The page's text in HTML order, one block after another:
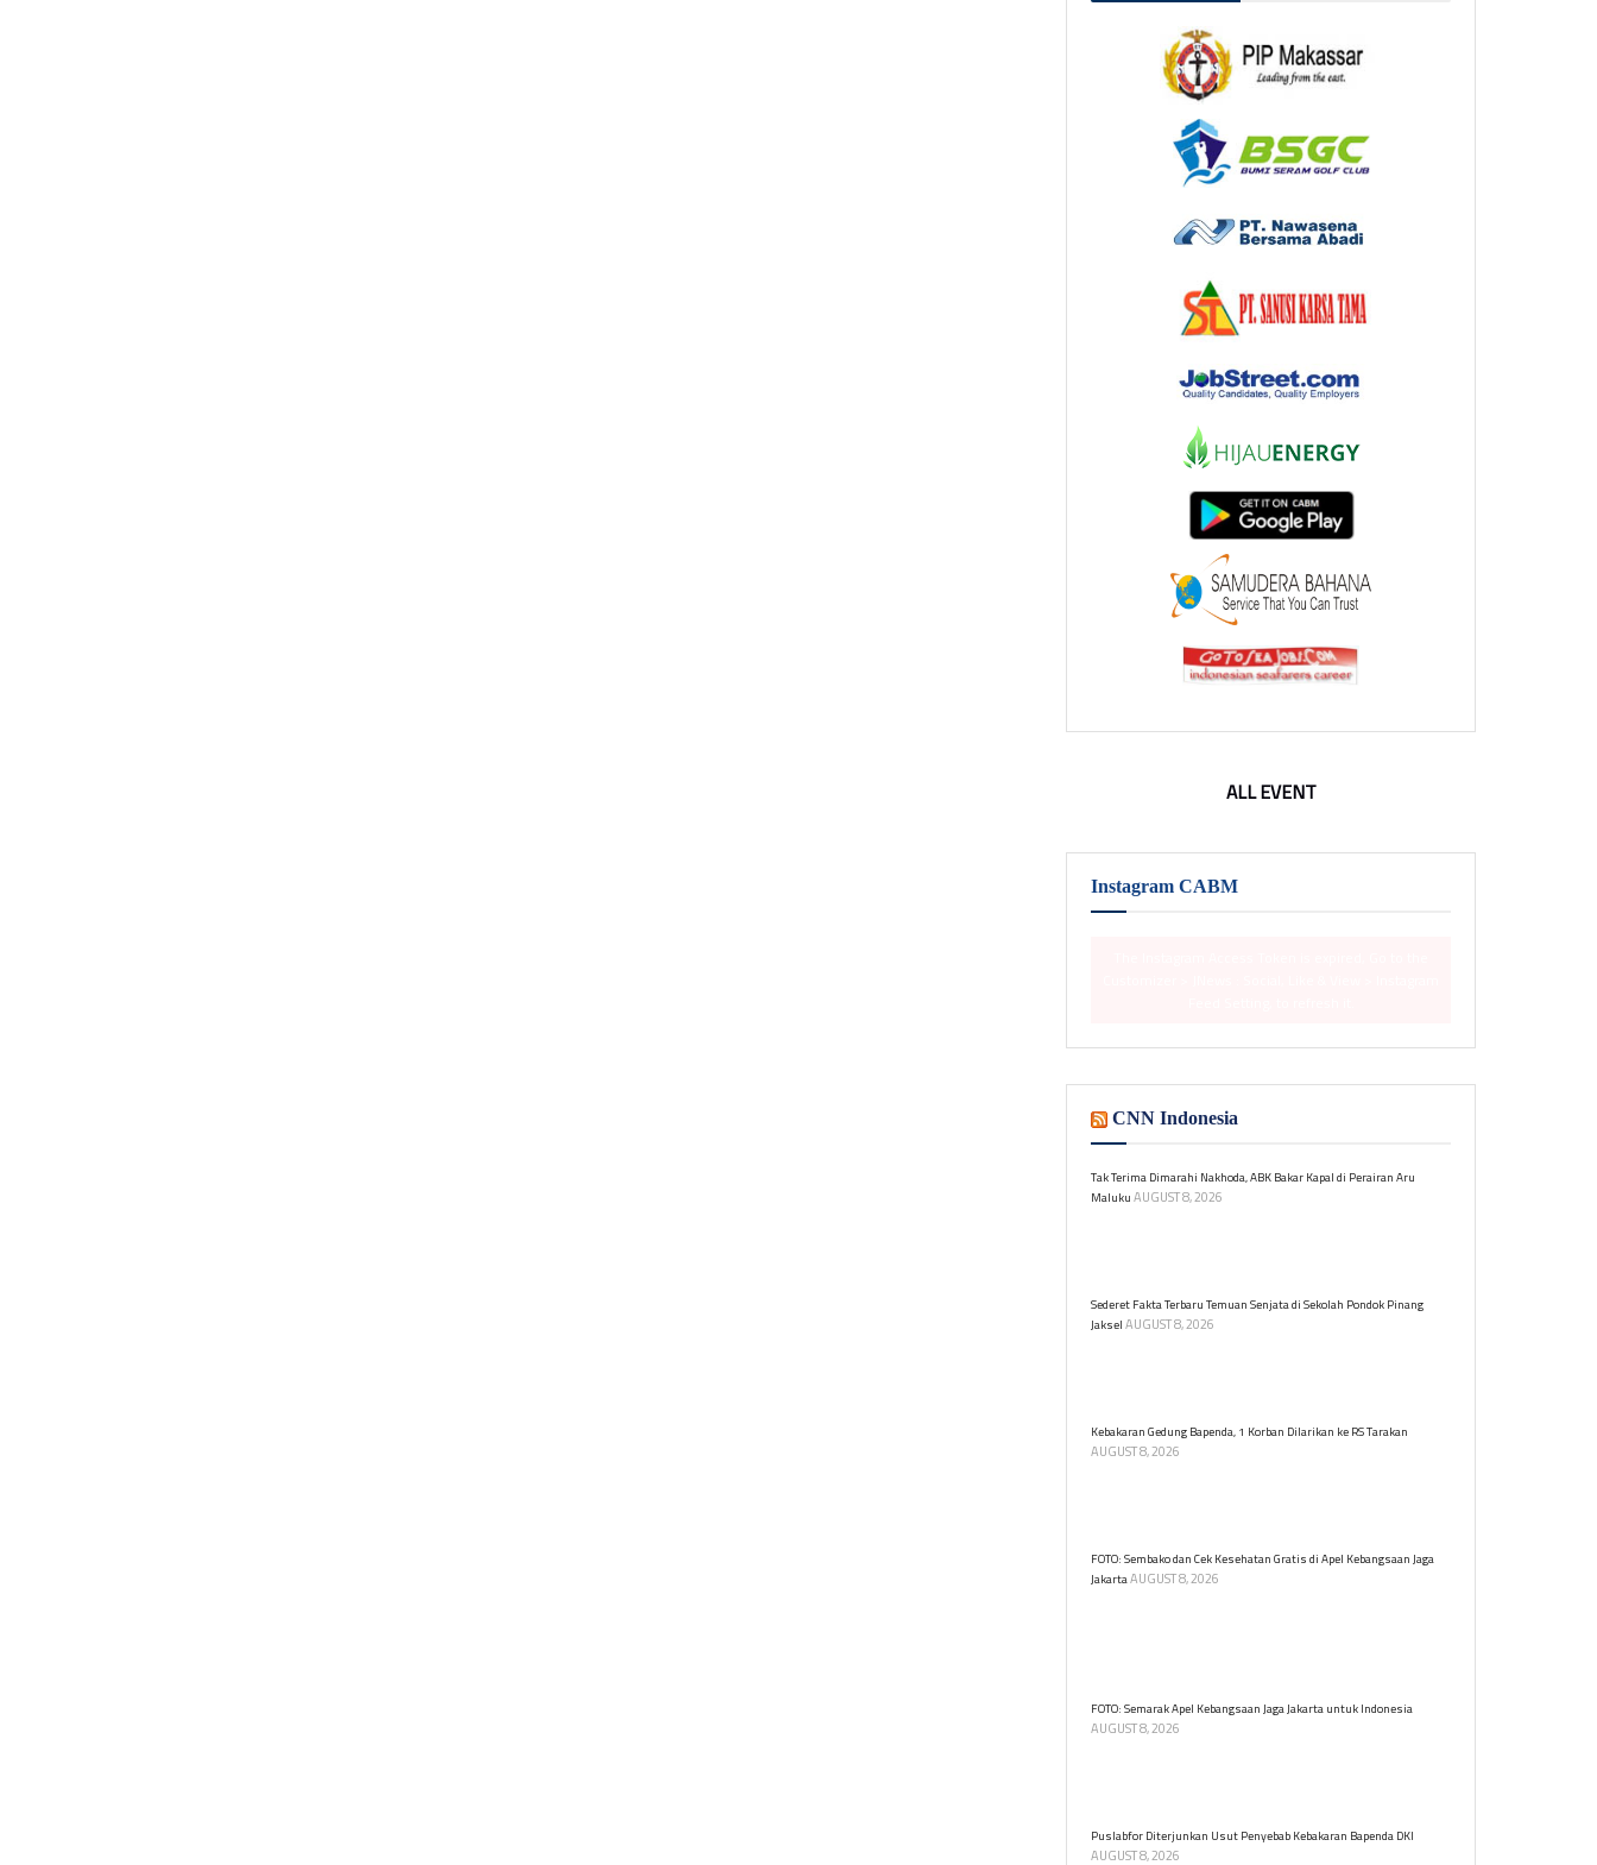
ALL EVENT
Instagram CABM
CNN Indonesia
Tak Terima Dimarahi Nakhoda, ABK Bakar Kapal di Perairan Aru
MalukuAUGUST 8, 2026
Sederet Fakta Terbaru Temuan Senjata di Sekolah Pondok Pinang
JakselAUGUST 8, 2026
Kebakaran Gedung Bapenda, 1 Korban Dilarikan ke RS Tarakan
AUGUST 8, 2026
FOTO: Sembako dan Cek Kesehatan Gratis di Apel Kebangsaan Jaga
JakartaAUGUST 8, 2026
FOTO: Semarak Apel Kebangsaan Jaga Jakarta untuk Indonesia
AUGUST 8, 2026
Puslabfor Diterjunkan Usut Penyebab Kebakaran Bapenda DKI
AUGUST 8, 2026